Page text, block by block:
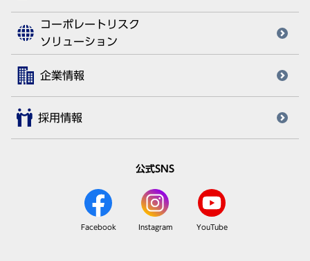
コーポレートリスク
ソリューション
企業情報
採用情報
公式SNS
Facebook Instagram YouTube